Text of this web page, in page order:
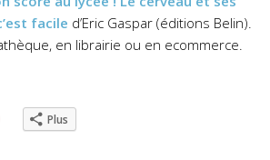
facile d’Eric Gaspar (éditions Belin).
en librairie ou en ecommerce.
Plus